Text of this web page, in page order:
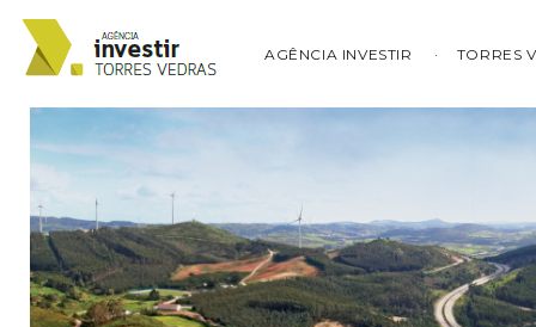
AGÊNCIA INVESTIR TORRES